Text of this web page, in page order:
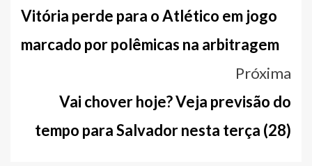
entre
notícias
Vitória perde para o Atlético em jogo
marcado por polêmicas na arbitragem
Próxima
Vai chover hoje? Veja previsão do
tempo para Salvador nesta terça (28)